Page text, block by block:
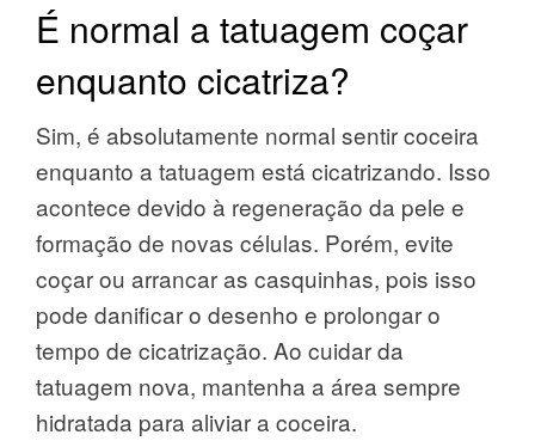
É normal a tatuagem coçar
enquanto cicatriza?
Sim, é absolutamente normal sentir coceira
enquanto a tatuagem está cicatrizando. Isso
acontece devido à regeneração da pele e
formação de novas células. Porém, evite
coçar ou arrancar as casquinhas, pois isso
pode danificar o desenho e prolongar o
tempo de cicatrização. Ao cuidar da
tatuagem nova, mantenha a área sempre
hidratada para aliviar a coceira.